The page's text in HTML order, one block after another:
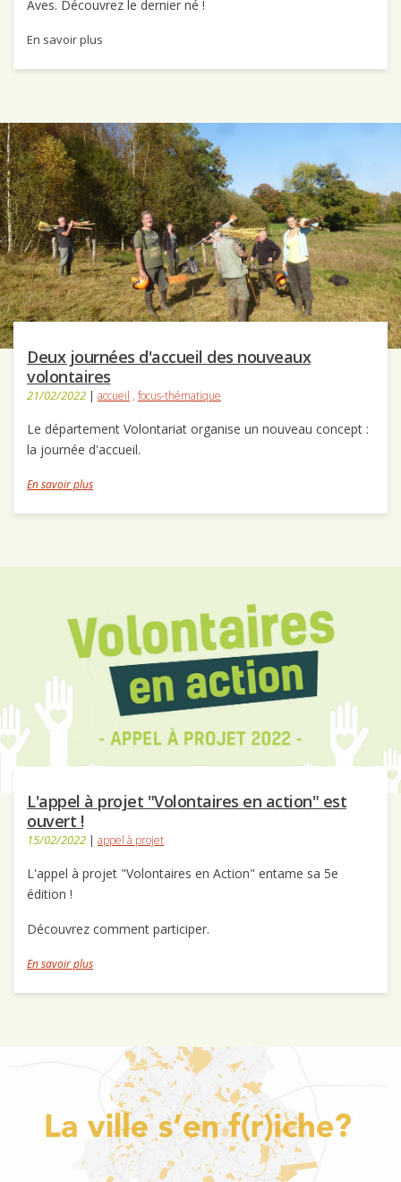
Aves. Découvrez le dernier né !
En savoir plus
Deux journées d'accueil des nouveaux
volontaires
21/02/2022 | accueil , focus-thématique
Le département Volontariat organise un nouveau concept :
la journée d'accueil.
En savoir plus
L'appel à projet "Volontaires en action" est
ouvert !
15/02/2022 | appel à projet
L'appel à projet "Volontaires en Action" entame sa 5e
édition !
Découvrez comment participer.
En savoir plus